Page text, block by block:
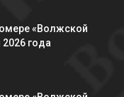
«Волжской
года